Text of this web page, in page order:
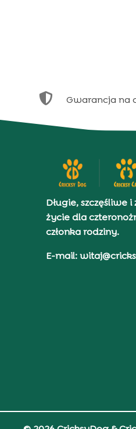
 Gwarancja na
Długie, szczęśliwe
życie dla
członka rodziny.
E-mail: